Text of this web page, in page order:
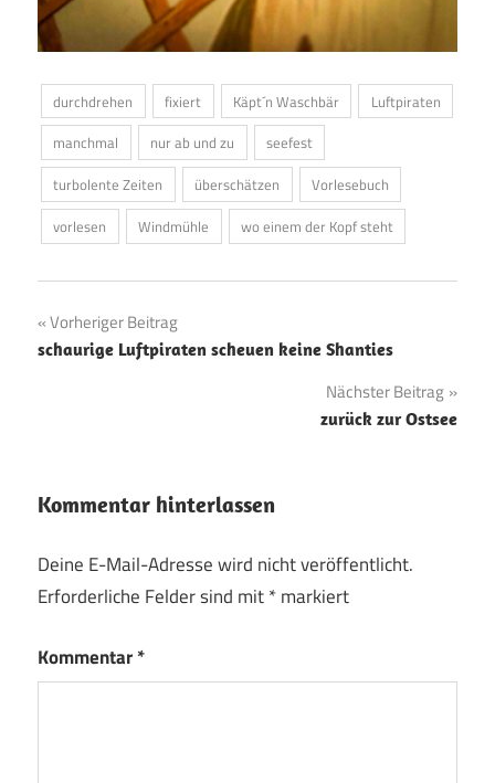
durchdrehen fixiert Käpt´n Waschbär
Luftpiraten
manchmal
nur ab und zu
seefest
turbolente Zeiten
überschätzen
Vorlesebuch
vorlesen
Windmühle wo einem der Kopf steht
Beitragsnavigation
Vorheriger Beitrag
schaurige Luftpiraten scheuen keine Shanties
Nächster Beitrag
zurück zur Ostsee
Kommentar hinterlassen
Deine E-Mail-Adresse wird nicht veröffentlicht.
Erforderliche Felder sind mit*markiert
Kommentar*